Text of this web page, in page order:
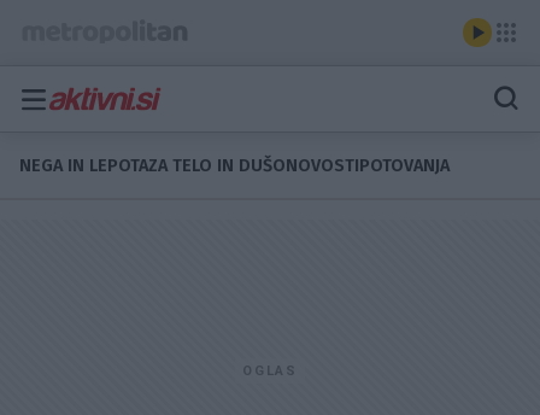
NEGA IN LEPOTAZA TELO IN DUŠONOVOSTIPOTOVANJA